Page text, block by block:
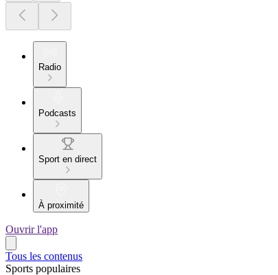
Radio
Podcasts
Sport en direct
À proximité
Ouvrir l'app
Tous les contenus
Sports populaires